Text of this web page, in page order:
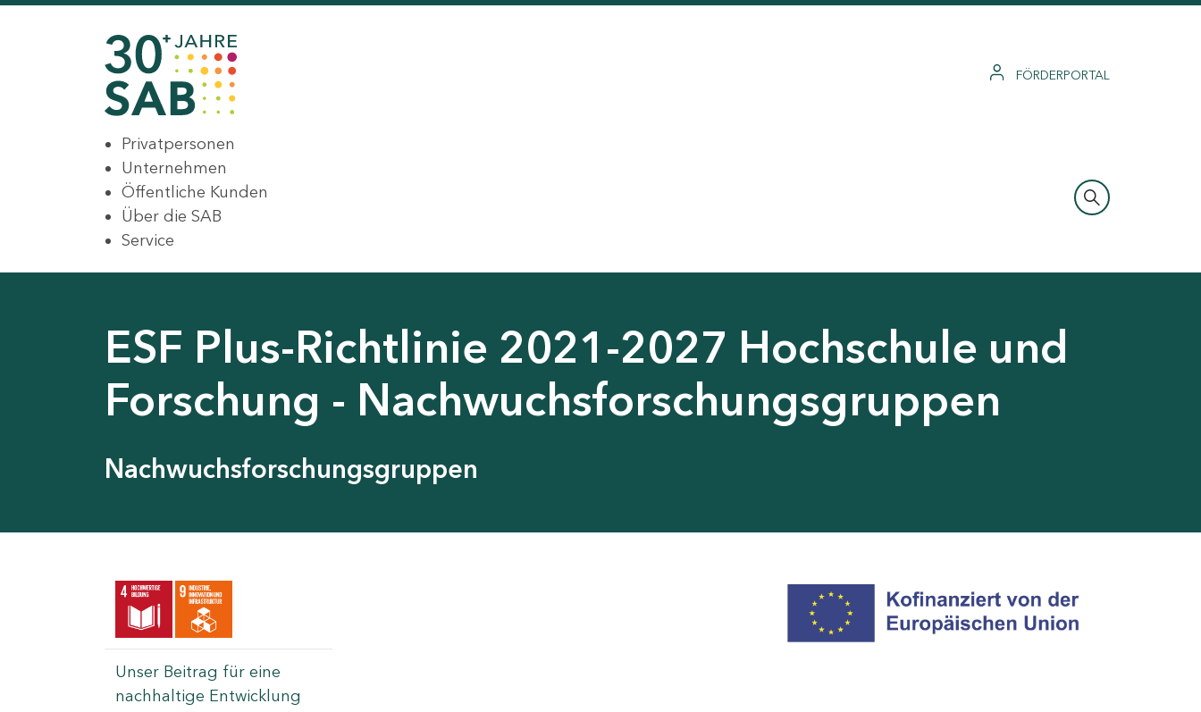
FÖRDERPORTAL
Privatpersonen
Unternehmen
Öffentliche Kunden
Über die SAB
Service
ESF Plus-Richtlinie 2021-2027 Hochschule und
Forschung - Nachwuchsforschungsgruppen
Nachwuchsforschungsgruppen
Unser Beitrag für eine
nachhaltige Entwicklung